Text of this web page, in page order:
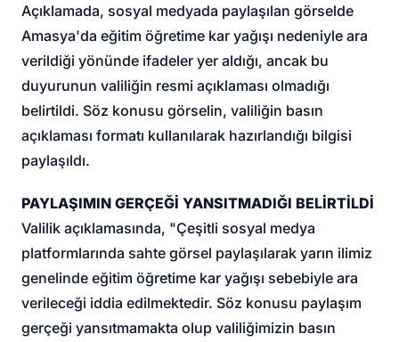
Açıklamada, sosyal medyada paylaşılan görselde
Amasya'da eğitim öğretime kar yağışı nedeniyle ara
verildiği yönünde ifadeler yer aldığı, ancak bu
duyurunun valiliğin resmi açıklaması olmadığı
belirtildi. Söz konusu görselin, valiliğin basın
açıklaması formatı kullanılarak hazırlandığı bilgisi
paylaşıldı.
PAYLAŞIMIN GERÇEĞİ YANSITMADIĞI BELİRTİLDİ
Valilik açıklamasında, "Çeşitli sosyal medya
platformlarında sahte görsel paylaşılarak yarın ilimiz
genelinde eğitim öğretime kar yağışı sebebiyle ara
verileceği iddia edilmektedir. Söz konusu paylaşım
gerçeği yansıtmamakta olup valiliğimizin basın